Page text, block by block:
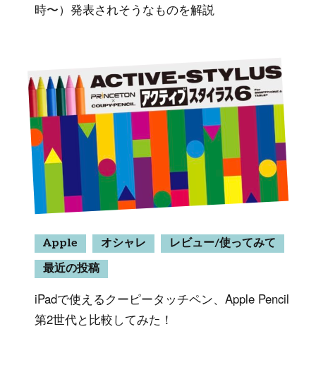
時〜）発表されそうなものを解説
Apple オシャレ
レビュー/使ってみて
最近の投稿
iPadで使えるクーピータッチペン、Apple Pencil
第2世代と比較してみた！